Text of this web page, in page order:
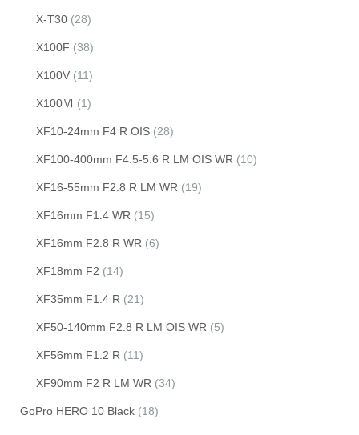
X-T30 (28)
X100F (38)
X100V (11)
X100Ⅵ (1)
XF10-24mm F4 R OIS (28)
XF100-400mm F4.5-5.6 R LM OIS WR (10)
XF16-55mm F2.8 R LM WR (19)
XF16mm F1.4 WR (15)
XF16mm F2.8 R WR (6)
XF18mm F2 (14)
XF35mm F1.4 R (21)
XF50-140mm F2.8 R LM OIS WR (5)
XF56mm F1.2 R (11)
XF90mm F2 R LM WR (34)
GoPro HERO 10 Black (18)